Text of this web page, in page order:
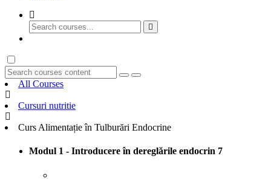
All Courses
Cursuri nutritie
Curs Alimentație în Tulburări Endocrine
Modul 1 - Introducere în dereglările endocrin 7